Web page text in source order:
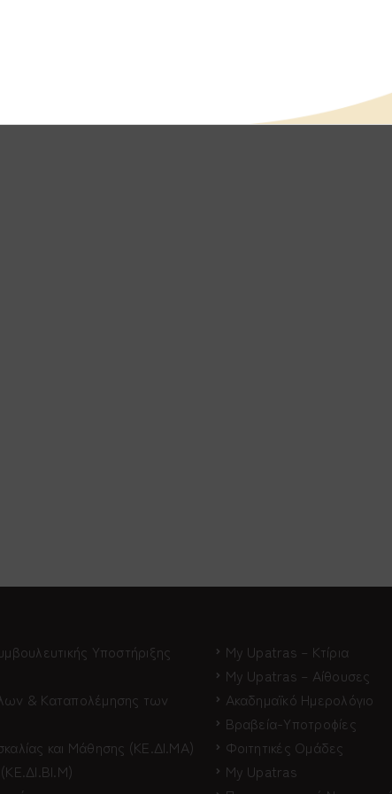
Υποστήριξης
& Καταπολέμησης των
και Μάθησης (ΚΕ.ΔΙ.ΜΑ)
My Upatras – Κτίρια
My Upatras – Αίθουσες
Ακαδημαϊκό Ημερολόγιο
Βραβεία-Υποτροφίες
Φοιτητικές Ομάδες
My Upatras